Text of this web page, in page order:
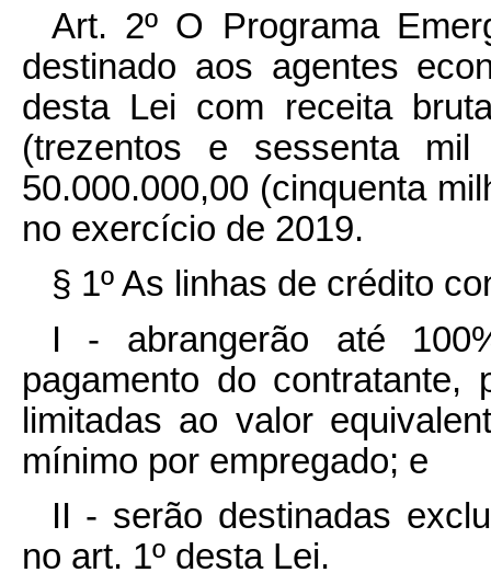
Art. 2º O Programa
destinado aos agentes
desta Lei com receita
(trezentos e sessenta
50.000.000,00 (cinquenta
no exercício de 2019.
§ 1º As linhas de crédito
I - abrangerão até
pagamento do
limitadas ao valor
mínimo por empregado; e
II - serão destinadas
no art. 1º desta Lei.